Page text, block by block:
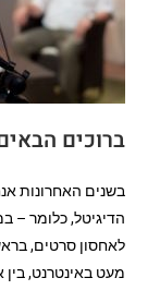
ברוכים
בשנים האחרונות
הדיגיטל, כלומר –
לאחסון סרטים,
מעט באינטרנט,